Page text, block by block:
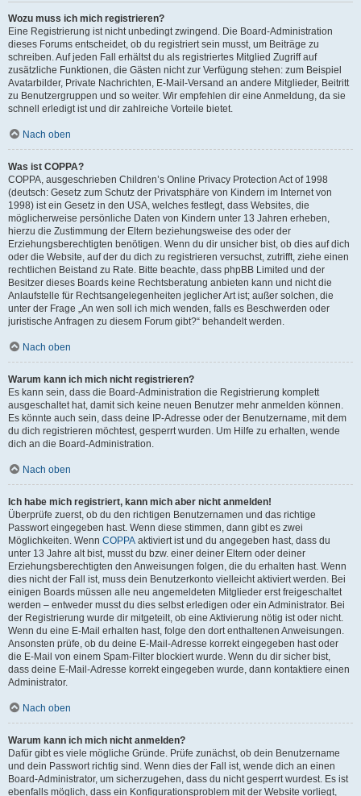
Wozu muss ich mich registrieren?
Eine Registrierung ist nicht unbedingt zwingend. Die Board-Administration
dieses Forums entscheidet, ob du registriert sein musst, um Beiträge zu
schreiben. Auf jeden Fall erhältst du als registriertes Mitglied Zugriff auf
zusätzliche Funktionen, die Gästen nicht zur Verfügung stehen: zum Beispiel
Avatarbilder, Private Nachrichten, E-Mail-Versand an andere Mitglieder, Beitritt
zu Benutzergruppen und so weiter. Wir empfehlen dir eine Anmeldung, da sie
schnell erledigt ist und dir zahlreiche Vorteile bietet.
Nach oben
Was ist COPPA?
COPPA, ausgeschrieben Children’s Online Privacy Protection Act of 1998
(deutsch: Gesetz zum Schutz der Privatsphäre von Kindern im Internet von
1998) ist ein Gesetz in den USA, welches festlegt, dass Websites, die
möglicherweise persönliche Daten von Kindern unter 13 Jahren erheben,
hierzu die Zustimmung der Eltern beziehungsweise des oder der
Erziehungsberechtigten benötigen. Wenn du dir unsicher bist, ob dies auf dich
oder die Website, auf der du dich zu registrieren versuchst, zutrifft, ziehe einen
rechtlichen Beistand zu Rate. Bitte beachte, dass phpBB Limited und der
Besitzer dieses Boards keine Rechtsberatung anbieten kann und nicht die
Anlaufstelle für Rechtsangelegenheiten jeglicher Art ist; außer solchen, die
unter der Frage „An wen soll ich mich wenden, falls es Beschwerden oder
juristische Anfragen zu diesem Forum gibt?“ behandelt werden.
Nach oben
Warum kann ich mich nicht registrieren?
Es kann sein, dass die Board-Administration die Registrierung komplett
ausgeschaltet hat, damit sich keine neuen Benutzer mehr anmelden können.
Es könnte auch sein, dass deine IP-Adresse oder der Benutzername, mit dem
du dich registrieren möchtest, gesperrt wurden. Um Hilfe zu erhalten, wende
dich an die Board-Administration.
Nach oben
Ich habe mich registriert, kann mich aber nicht anmelden!
Überprüfe zuerst, ob du den richtigen Benutzernamen und das richtige
Passwort eingegeben hast. Wenn diese stimmen, dann gibt es zwei
Möglichkeiten. Wenn COPPA aktiviert ist und du angegeben hast, dass du
unter 13 Jahre alt bist, musst du bzw. einer deiner Eltern oder deiner
Erziehungsberechtigten den Anweisungen folgen, die du erhalten hast. Wenn
dies nicht der Fall ist, muss dein Benutzerkonto vielleicht aktiviert werden. Bei
einigen Boards müssen alle neu angemeldeten Mitglieder erst freigeschaltet
werden – entweder musst du dies selbst erledigen oder ein Administrator. Bei
der Registrierung wurde dir mitgeteilt, ob eine Aktivierung nötig ist oder nicht.
Wenn du eine E-Mail erhalten hast, folge den dort enthaltenen Anweisungen.
Ansonsten prüfe, ob du deine E-Mail-Adresse korrekt eingegeben hast oder
die E-Mail von einem Spam-Filter blockiert wurde. Wenn du dir sicher bist,
dass deine E-Mail-Adresse korrekt eingegeben wurde, dann kontaktiere einen
Administrator.
Nach oben
Warum kann ich mich nicht anmelden?
Dafür gibt es viele mögliche Gründe. Prüfe zunächst, ob dein Benutzername
und dein Passwort richtig sind. Wenn dies der Fall ist, wende dich an einen
Board-Administrator, um sicherzugehen, dass du nicht gesperrt wurdest. Es ist
ebenfalls möglich, dass ein Konfigurationsproblem mit der Website vorliegt,